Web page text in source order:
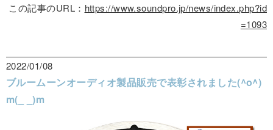
この記事のURL： https://www.soundpro.jp/news/index.php?id
=1093
2022/01/08
ブルームーンオーディオ製品販売で表彰されました(^o^)
m(_ _)m